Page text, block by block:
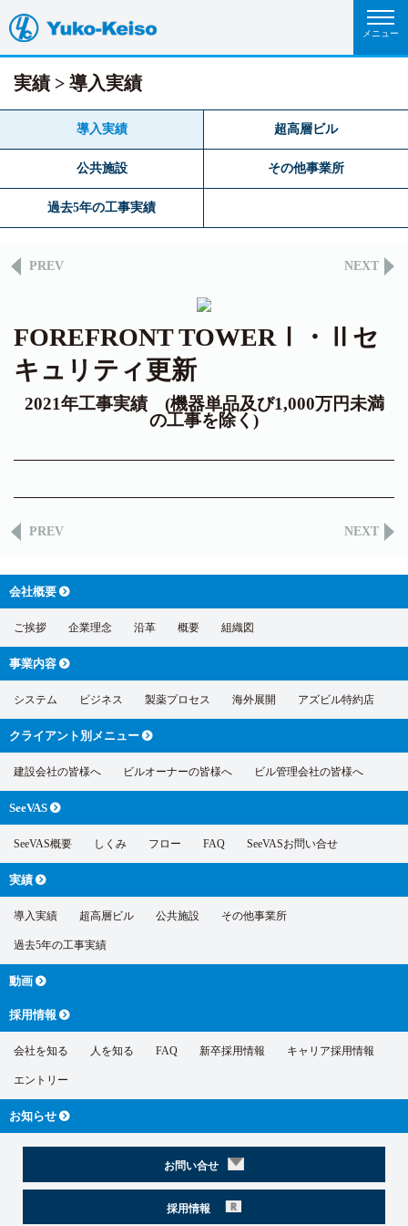
実績 導入実績
導入実績 超高層ビル
公共施設 その他事業所
過去5年の工事実績
PREV NEXT
FOREFRONT TOWERⅠ・Ⅱセ
キュリティ更新
2021年工事実績 (機器単品及び1,000万円未満
の工事を除く)
PREV NEXT
会社概要
ご挨拶 企業理念 沿革 概要 組織図
事業内容
システム ビジネス 製薬プロセス 海外展開 アズビル特約店
クライアント別 メニュー
建設会社の皆様へ ビルオーナーの皆様へ ビル管理会社の皆様へ
SeeVAS
SeeVAS概要 しくみ フロー FAQ SeeVASお問い合せ
実績
導入実績 超高層ビル 公共施設 その他事業所
過去5年の工事実績
動画
採用情報
会社を知る 人を知る FAQ 新卒採用情報 キャリア採用情報
エントリー
お知らせ
お問い合せ
採用情報